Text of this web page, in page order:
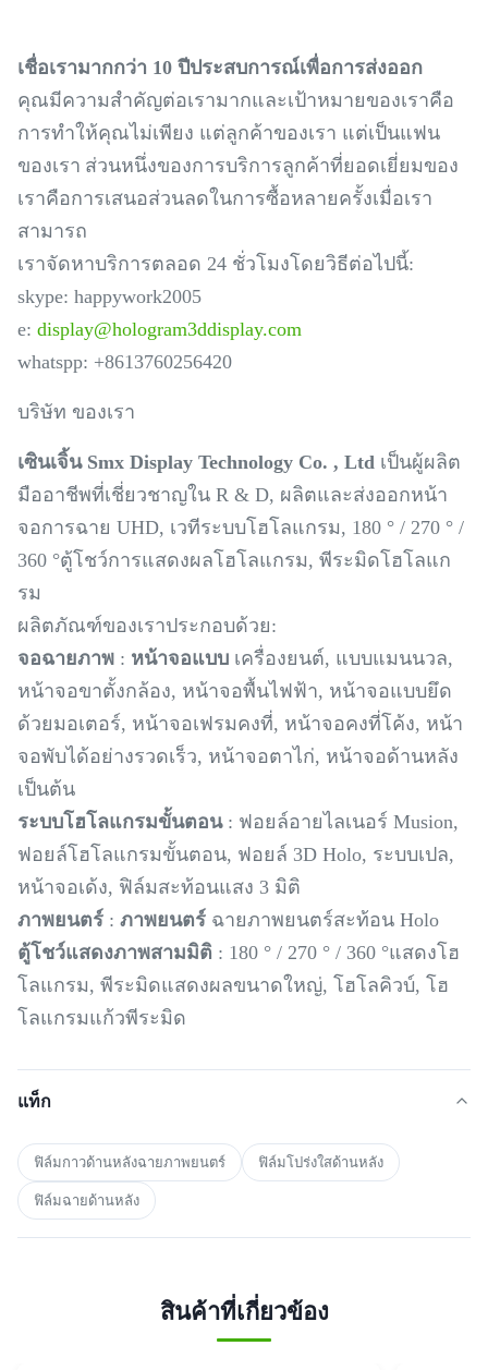
เชื่อเรามากกว่า 10 ปีประสบการณ์เพื่อการส่งออก
คุณมีความสำคัญต่อเรามากและเป้าหมายของเราคือ
การทำให้คุณไม่เพียง แต่ลูกค้าของเรา แต่เป็นแฟน
ของเรา ส่วนหนึ่งของการบริการลูกค้าที่ยอดเยี่ยมของ
เราคือการเสนอส่วนลดในการซื้อหลายครั้งเมื่อเรา
สามารถ
เราจัดหาบริการตลอด 24 ชั่วโมงโดยวิธีต่อไปนี้:
skype: happywork2005
e: display@hologram3ddisplay.com
whatspp: +8613760256420
บริษัท ของเรา
เซินเจิ้น Smx Display Technology Co. , Ltd เป็นผู้ผลิต
มืออาชีพที่เชี่ยวชาญใน R & D, ผลิตและส่งออกหน้า
จอการฉาย UHD, เวทีระบบโฮโลแกรม, 180 ° / 270 ° /
360 °ตู้โชว์การแสดงผลโฮโลแกรม, พีระมิดโฮโลแก
รม
ผลิตภัณฑ์ของเราประกอบด้วย:
จอฉายภาพ : หน้าจอแบบ เครื่องยนต์, แบบแมนนวล,
หน้าจอขาตั้งกล้อง, หน้าจอพื้นไฟฟ้า, หน้าจอแบบยึด
ด้วยมอเตอร์, หน้าจอเฟรมคงที่, หน้าจอคงที่โค้ง, หน้า
จอพับได้อย่างรวดเร็ว, หน้าจอตาไก่, หน้าจอด้านหลัง
เป็นต้น
ระบบโฮโลแกรมขั้นตอน: ฟอยล์อายไลเนอร์ Musion,
ฟอยล์โฮโลแกรมขั้นตอน, ฟอยล์ 3D Holo, ระบบเปล,
หน้าจอเด้ง, ฟิล์มสะท้อนแสง 3 มิติ
ภาพยนตร์ : ภาพยนตร์ ฉายภาพยนตร์สะท้อน Holo
ตู้โชว์แสดงภาพสามมิติ : 180 ° / 270 ° / 360 °แสดงโฮ
โลแกรม, พีระมิดแสดงผลขนาดใหญ่, โฮโลคิวบ์, โฮ
โลแกรมแก้วพีระมิด
แท็ก
ฟิล์มกาวด้านหลังฉายภาพยนตร์ ฟิล์มโปร่งใสด้านหลัง
ฟิล์มฉายด้านหลัง
สินค้าที่เกี่ยวข้อง